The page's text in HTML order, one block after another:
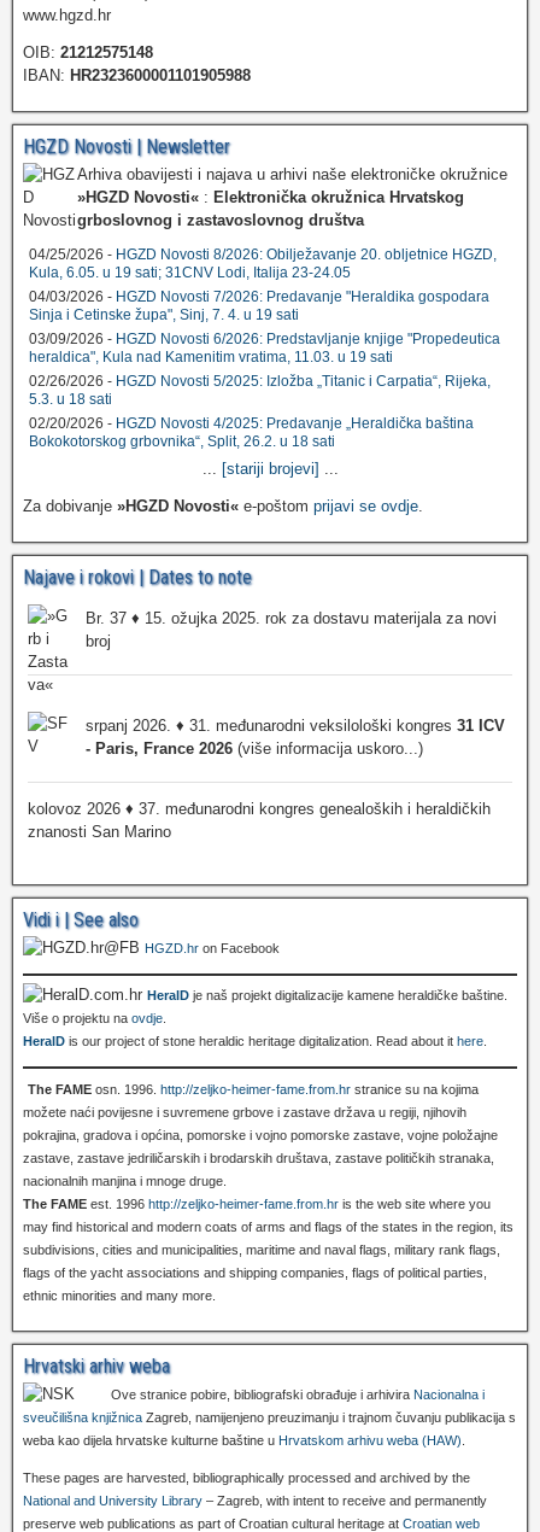
www.hgzd.hr
OIB: 21212575148
IBAN: HR2323600001101905988
HGZD Novosti | Newsletter
Arhiva obavijesti i najava u arhivi naše elektroničke okružnice
»HGZD Novosti« : Elektronička okružnica Hrvatskog
grboslovnog i zastavoslovnog društva
04/25/2026 - HGZD Novosti 8/2026: Obilježavanje 20. obljetnice HGZD,
Kula, 6.05. u 19 sati; 31CNV Lodi, Italija 23-24.05
04/03/2026 - HGZD Novosti 7/2026: Predavanje "Heraldika gospodara
Sinja i Cetinske župa", Sinj, 7. 4. u 19 sati
03/09/2026 - HGZD Novosti 6/2026: Predstavljanje knjige "Propedeutica
heraldica", Kula nad Kamenitim vratima, 11.03. u 19 sati
02/26/2026 - HGZD Novosti 5/2025: Izložba „Titanic i Carpatia“, Rijeka,
5.3. u 18 sati
02/20/2026 - HGZD Novosti 4/2025: Predavanje „Heraldička baština
Bokokotorskog grbovnika“, Split, 26.2. u 18 sati
[stariji brojevi]
Za dobivanje »HGZD Novosti« e-poštom prijavi se ovdje
Najave i rokovi | Dates to note
Br. 37 ♦ 15. ožujka 2025. rok za dostavu materijala za novi
broj
srpanj 2026. ♦ 31. međunarodni veksilološki kongres 31 ICV
- Paris, France 2026 (više informacija uskoro...)
kolovoz 2026 ♦ 37. međunarodni kongres genealoških i heraldičkih
znanosti San Marino
Vidi i | See also
HGZD.hr on Facebook
HeralD je naš projekt digitalizacije kamene heraldičke baštine.
Više o projektu na ovdje.
HeralD is our project of stone heraldic heritage digitalization. Read about it here.
The FAME osn. 1996. http://zeljko-heimer-fame.from.hr stranice su na kojima
možete naći povijesne i suvremene grbove i zastave država u regiji, njihovih
pokrajina, gradova i općina, pomorske i vojno pomorske zastave, vojne položajne
zastave, zastave jedriličarskih i brodarskih društava, zastave političkih stranaka,
nacionalnih manjina i mnoge druge.
The FAME est. 1996 http://zeljko-heimer-fame.from.hr is the web site where you
may find historical and modern coats of arms and flags of the states in the region, its
subdivisions, cities and municipalities, maritime and naval flags, military rank flags,
flags of the yacht associations and shipping companies, flags of political parties,
ethnic minorities and many more.
Hrvatski arhiv weba
Ove stranice pobire, bibliografski obrađuje i arhivira Nacionalna i
sveučilišna knjižnica Zagreb, namijenjeno preuzimanju i trajnom čuvanju publikacija s
weba kao dijela hrvatske kulturne baštine u Hrvatskom arhivu weba (HAW)
These pages are harvested, bibliographically processed and archived by the
National and University Library – Zagreb, with intent to receive and permanently
preserve web publications as part of Croatian cultural heritage at Croatian web